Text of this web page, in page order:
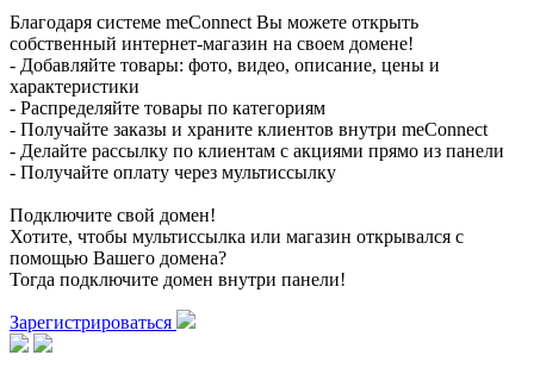
Благодаря системе meConnect Вы можете открыть
собственный интернет-магазин на своем домене!
- Добавляйте товары: фото, видео, описание, цены и
характеристики
- Распределяйте товары по категориям
- Получайте заказы и храните клиентов внутри meConnect
- Делайте рассылку по клиентам с акциями прямо из панели
- Получайте оплату через мультиссылку
Подключите свой домен!
Хотите, чтобы мультиссылка или магазин открывался с
помощью Вашего домена?
Тогда подключите домен внутри панели!
Зарегистрироваться